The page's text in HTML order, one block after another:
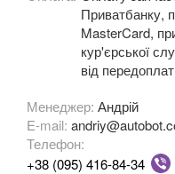
EQC N293
G-CLASS W463
GL-CLASS X164
GL-CLASS X166
Приватбанку,
MasterCard,
кур'єрської
від
Менеджер: Андрій
E-mail:
Телефон:
+38 (095) 416-84-34